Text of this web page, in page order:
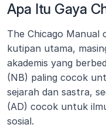
Apa Itu Gaya
The Chicago
kutipan utama,
akademis yang
(NB) paling cocok
sejarah dan sastra,
(AD) cocok untuk
sosial.